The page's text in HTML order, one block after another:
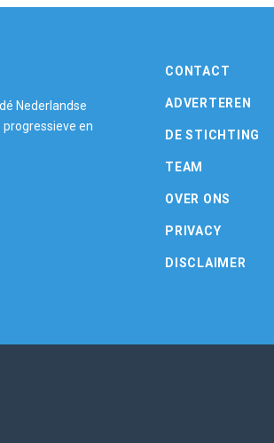
Nederlandse
en
CONTACT
ADVERTEREN
DE STICHTING
TEAM
OVER ONS
PRIVACY
DISCLAIMER